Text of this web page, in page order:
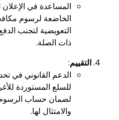
المساعدة في
الخاضعة لرسوم
التعويضية لتجنب
ذات الصلة.
التقييم:
الدعم القانوني في
للسلع المستوردة
لضمان حساب الرسوم
والامتثال لها.